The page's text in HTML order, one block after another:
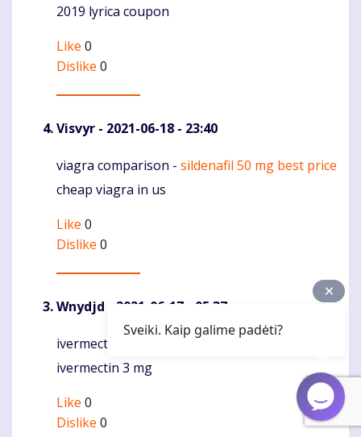
2019 lyrica coupon
Like 0
Dislike 0
Visvyr - 2021-06-18 - 23:40
Komentaras
viagra comparison - sildenafil 50 mg best price
cheap viagra in us
Like 0
Dislike 0
Wnydjd - 2021-06-17 - 05:37
Komentaras
ivermectin price canada -
stromectol tablets
ivermectin 3 mg
Like 0
Dislike 0
Sveiki. Kaip galime padėti?